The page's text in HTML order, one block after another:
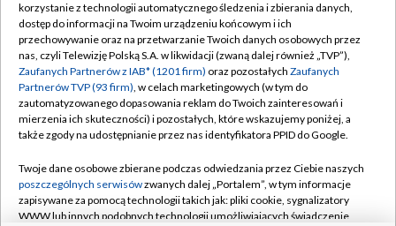
TVP
Abonament TVP
Emisja w TVP
Centrum informacji TVP
Naziemna Telewizja Cyfrowa
Rada Programowa
System NOS
Regulamin TVP
Polityka prywatności
Moje zgody
Pomoc
Kontakt
korzystanie z technologii automatycznego śledzenia i zbierania danych,
dostęp do informacji na Twoim urządzeniu końcowym i ich
przechowywanie oraz na przetwarzanie Twoich danych osobowych przez
nas, czyli Telewizję Polską S.A. w likwidacji (zwaną dalej również „TVP”),
Zaufanych Partnerów z IAB* (1201 firm) oraz pozostałych Zaufanych
Partnerów TVP (93 firm), w celach marketingowych (w tym do
zautomatyzowanego dopasowania reklam do Twoich zainteresowań i
mierzenia ich skuteczności) i pozostałych, które wskazujemy poniżej, a
także zgody na udostępnianie przez nas identyfikatora PPID do Google.
Twoje dane osobowe zbierane podczas odwiedzania przez Ciebie naszych
poszczególnych serwisówzwanych dalej „Portalem”, w tym informacje
zapisywane za pomocą technologii takich jak: pliki cookie, sygnalizatory
WWW lub innych podobnych technologii umożliwiających świadczenie